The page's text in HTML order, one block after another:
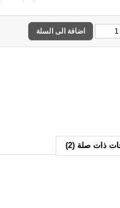
اضافة الى السلة
ذات صلة (2)